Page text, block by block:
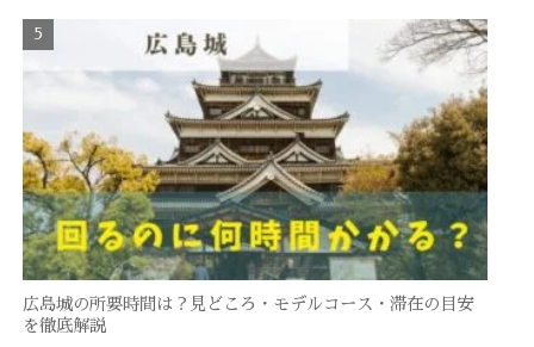
広島城の所要時間は？見どころ・モデルコース・滞在の目安
を徹底解説